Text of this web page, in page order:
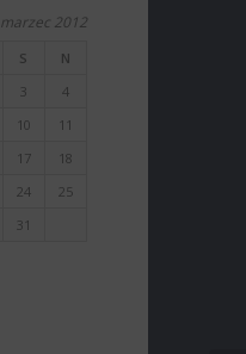
marzec 2012
S
N
3
4
10
11
17
18
24
25
31